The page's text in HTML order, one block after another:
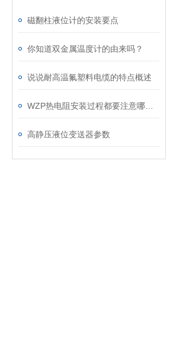
磁翻柱液位计的安装要点
你知道双金属温度计的由来吗？
说说耐高温氟塑料电缆的特点概述
高静压液位变送器参数